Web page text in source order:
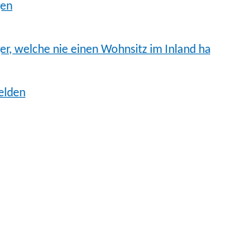
welche nie einen Wohnsitz im Inland hatten